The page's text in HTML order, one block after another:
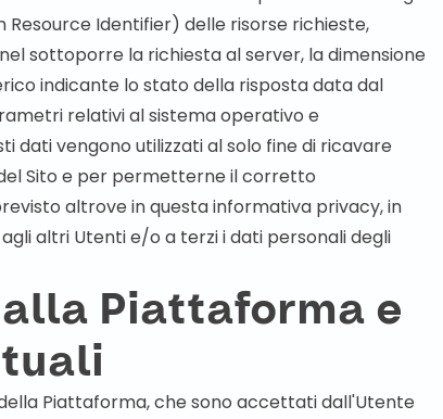
Resource Identifier) delle risorse richieste,
sottoporre la richiesta al server, la dimensione
indicante lo stato della risposta data dal
relativi al sistema operativo e
dati vengono utilizzati al solo fine di ricavare
Sito e per permetterne il corretto
altrove in questa informativa privacy, in
altri Utenti e/o a terzi i dati personali degli
Piattaforma e
Piattaforma, che sono accettati dall'Utente